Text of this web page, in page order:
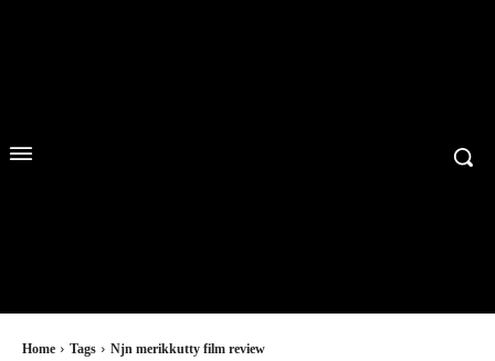
Home Tags Njn merikkutty film review